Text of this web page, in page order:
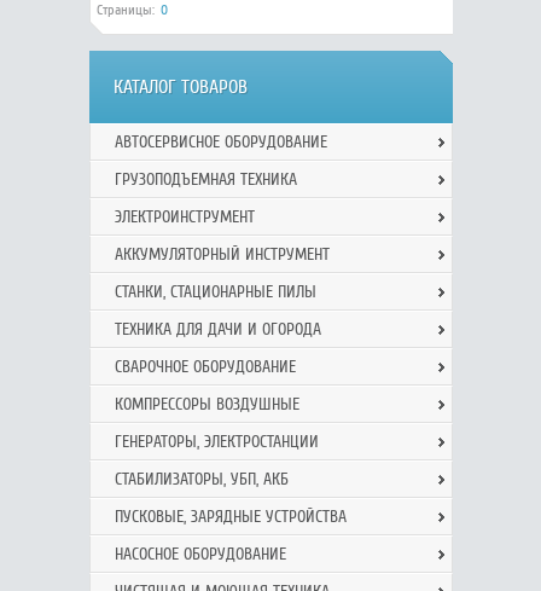
Страницы: 0
КАТАЛОГ ТОВАРОВ
АВТОСЕРВИСНОЕ ОБОРУДОВАНИЕ
ГРУЗОПОДЪЕМНАЯ ТЕХНИКА
ЭЛЕКТРОИНСТРУМЕНТ
АККУМУЛЯТОРНЫЙ ИНСТРУМЕНТ
СТАНКИ, СТАЦИОНАРНЫЕ ПИЛЫ
ТЕХНИКА ДЛЯ ДАЧИ И ОГОРОДА
СВАРОЧНОЕ ОБОРУДОВАНИЕ
КОМПРЕССОРЫ ВОЗДУШНЫЕ
ГЕНЕРАТОРЫ, ЭЛЕКТРОСТАНЦИИ
СТАБИЛИЗАТОРЫ, УБП, АКБ
ПУСКОВЫЕ, ЗАРЯДНЫЕ УСТРОЙСТВА
НАСОСНОЕ ОБОРУДОВАНИЕ